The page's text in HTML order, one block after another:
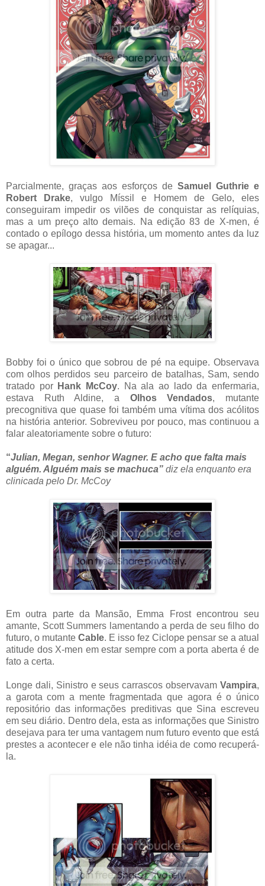
Parcialmente, graças aos esforços de Samuel Guthrie e
Robert Drake, vulgo Míssil e Homem de Gelo, eles
conseguiram impedir os vilões de conquistar as relíquias,
mas a um preço alto demais. Na edição 83 de X-men, é
contado o epílogo dessa história, um momento antes da luz
se apagar...
Bobby foi o único que sobrou de pé na equipe. Observava
com olhos perdidos seu parceiro de batalhas, Sam, sendo
tratado por Hank McCoy. Na ala ao lado da enfermaria,
estava Ruth Aldine, a Olhos Vendados, mutante
precognitiva que quase foi também uma vítima dos acólitos
na história anterior. Sobreviveu por pouco, mas continuou a
falar aleatoriamente sobre o futuro:
“Julian, Megan, senhor Wagner. E acho que falta mais
alguém. Alguém mais se machuca” diz ela enquanto era
clinicada pelo Dr. McCoy
Em outra parte da Mansão, Emma Frost encontrou seu
amante, Scott Summers lamentando a perda de seu filho do
futuro, o mutante Cable. E isso fez Ciclope pensar se a atual
atitude dos X-men em estar sempre com a porta aberta é de
fato a certa.
Longe dali, Sinistro e seus carrascos observavam Vampira,
a garota com a mente fragmentada que agora é o único
repositório das informações preditivas que Sina escreveu
em seu diário. Dentro dela, esta as informações que Sinistro
desejava para ter uma vantagem num futuro evento que está
prestes a acontecer e ele não tinha idéia de como recuperá-
la.